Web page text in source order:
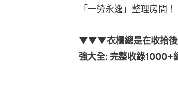
「一勞永逸」整理房間！
▼▼▼衣櫃總是在收拾後
強大全: 完整收錄